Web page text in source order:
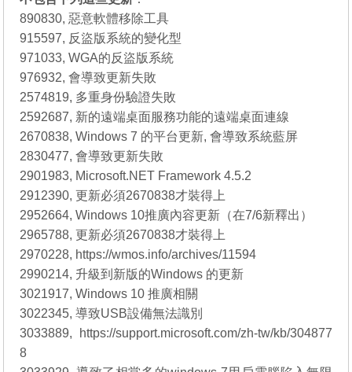
890830, 惡意軟體移除工具
915597, 反盜版系統的變化型
971033, WGA的反盜版系統
976932, 會導致更新失敗
2574819, 多重身份驗證失敗
2592687, 新的遠端桌面服務功能的遠端桌面連線
2670838, Windows 7 的平台更新, 會導致系統藍屏
2830477, 會導致更新失敗
2901983, Microsoft.NET Framework 4.5.2
2912390, 更新必須2670838才裝得上
2952664, Windows 10推廣內容更新（在7/6新釋出）
2965788, 更新必須2670838才裝得上
2970228, https://wmos.info/archives/11594
2990214, 升級到新版的Windows 的更新
3021917, Windows 10 推廣相關
3022345, 導致USB設備無法識別
3033889, https://support.microsoft.com/zh-tw/kb/304877
8